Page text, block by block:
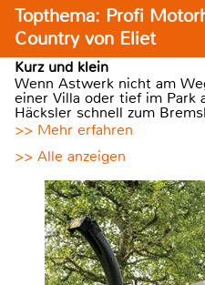
Topthema: Profi
Country von Eliet
Kurz und klein
Wenn Astwerk nicht am
einer Villa oder tief im Park
Häcksler schnell zum
>> Mehr erfahren
>> Alle anzeigen